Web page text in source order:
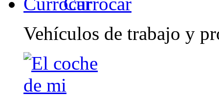
Vehículos de trabajo y